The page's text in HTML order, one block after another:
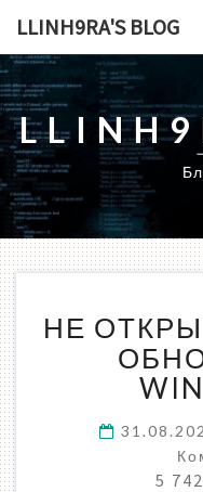
LLINH9RA'S BLOG
НЕ
5